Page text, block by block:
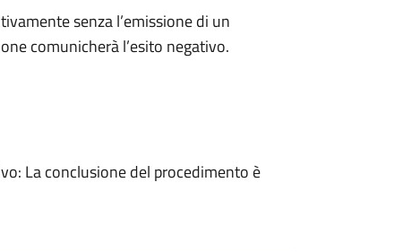
senza l’emissione di un
comunicherà l’esito negativo.
La conclusione del procedimento è